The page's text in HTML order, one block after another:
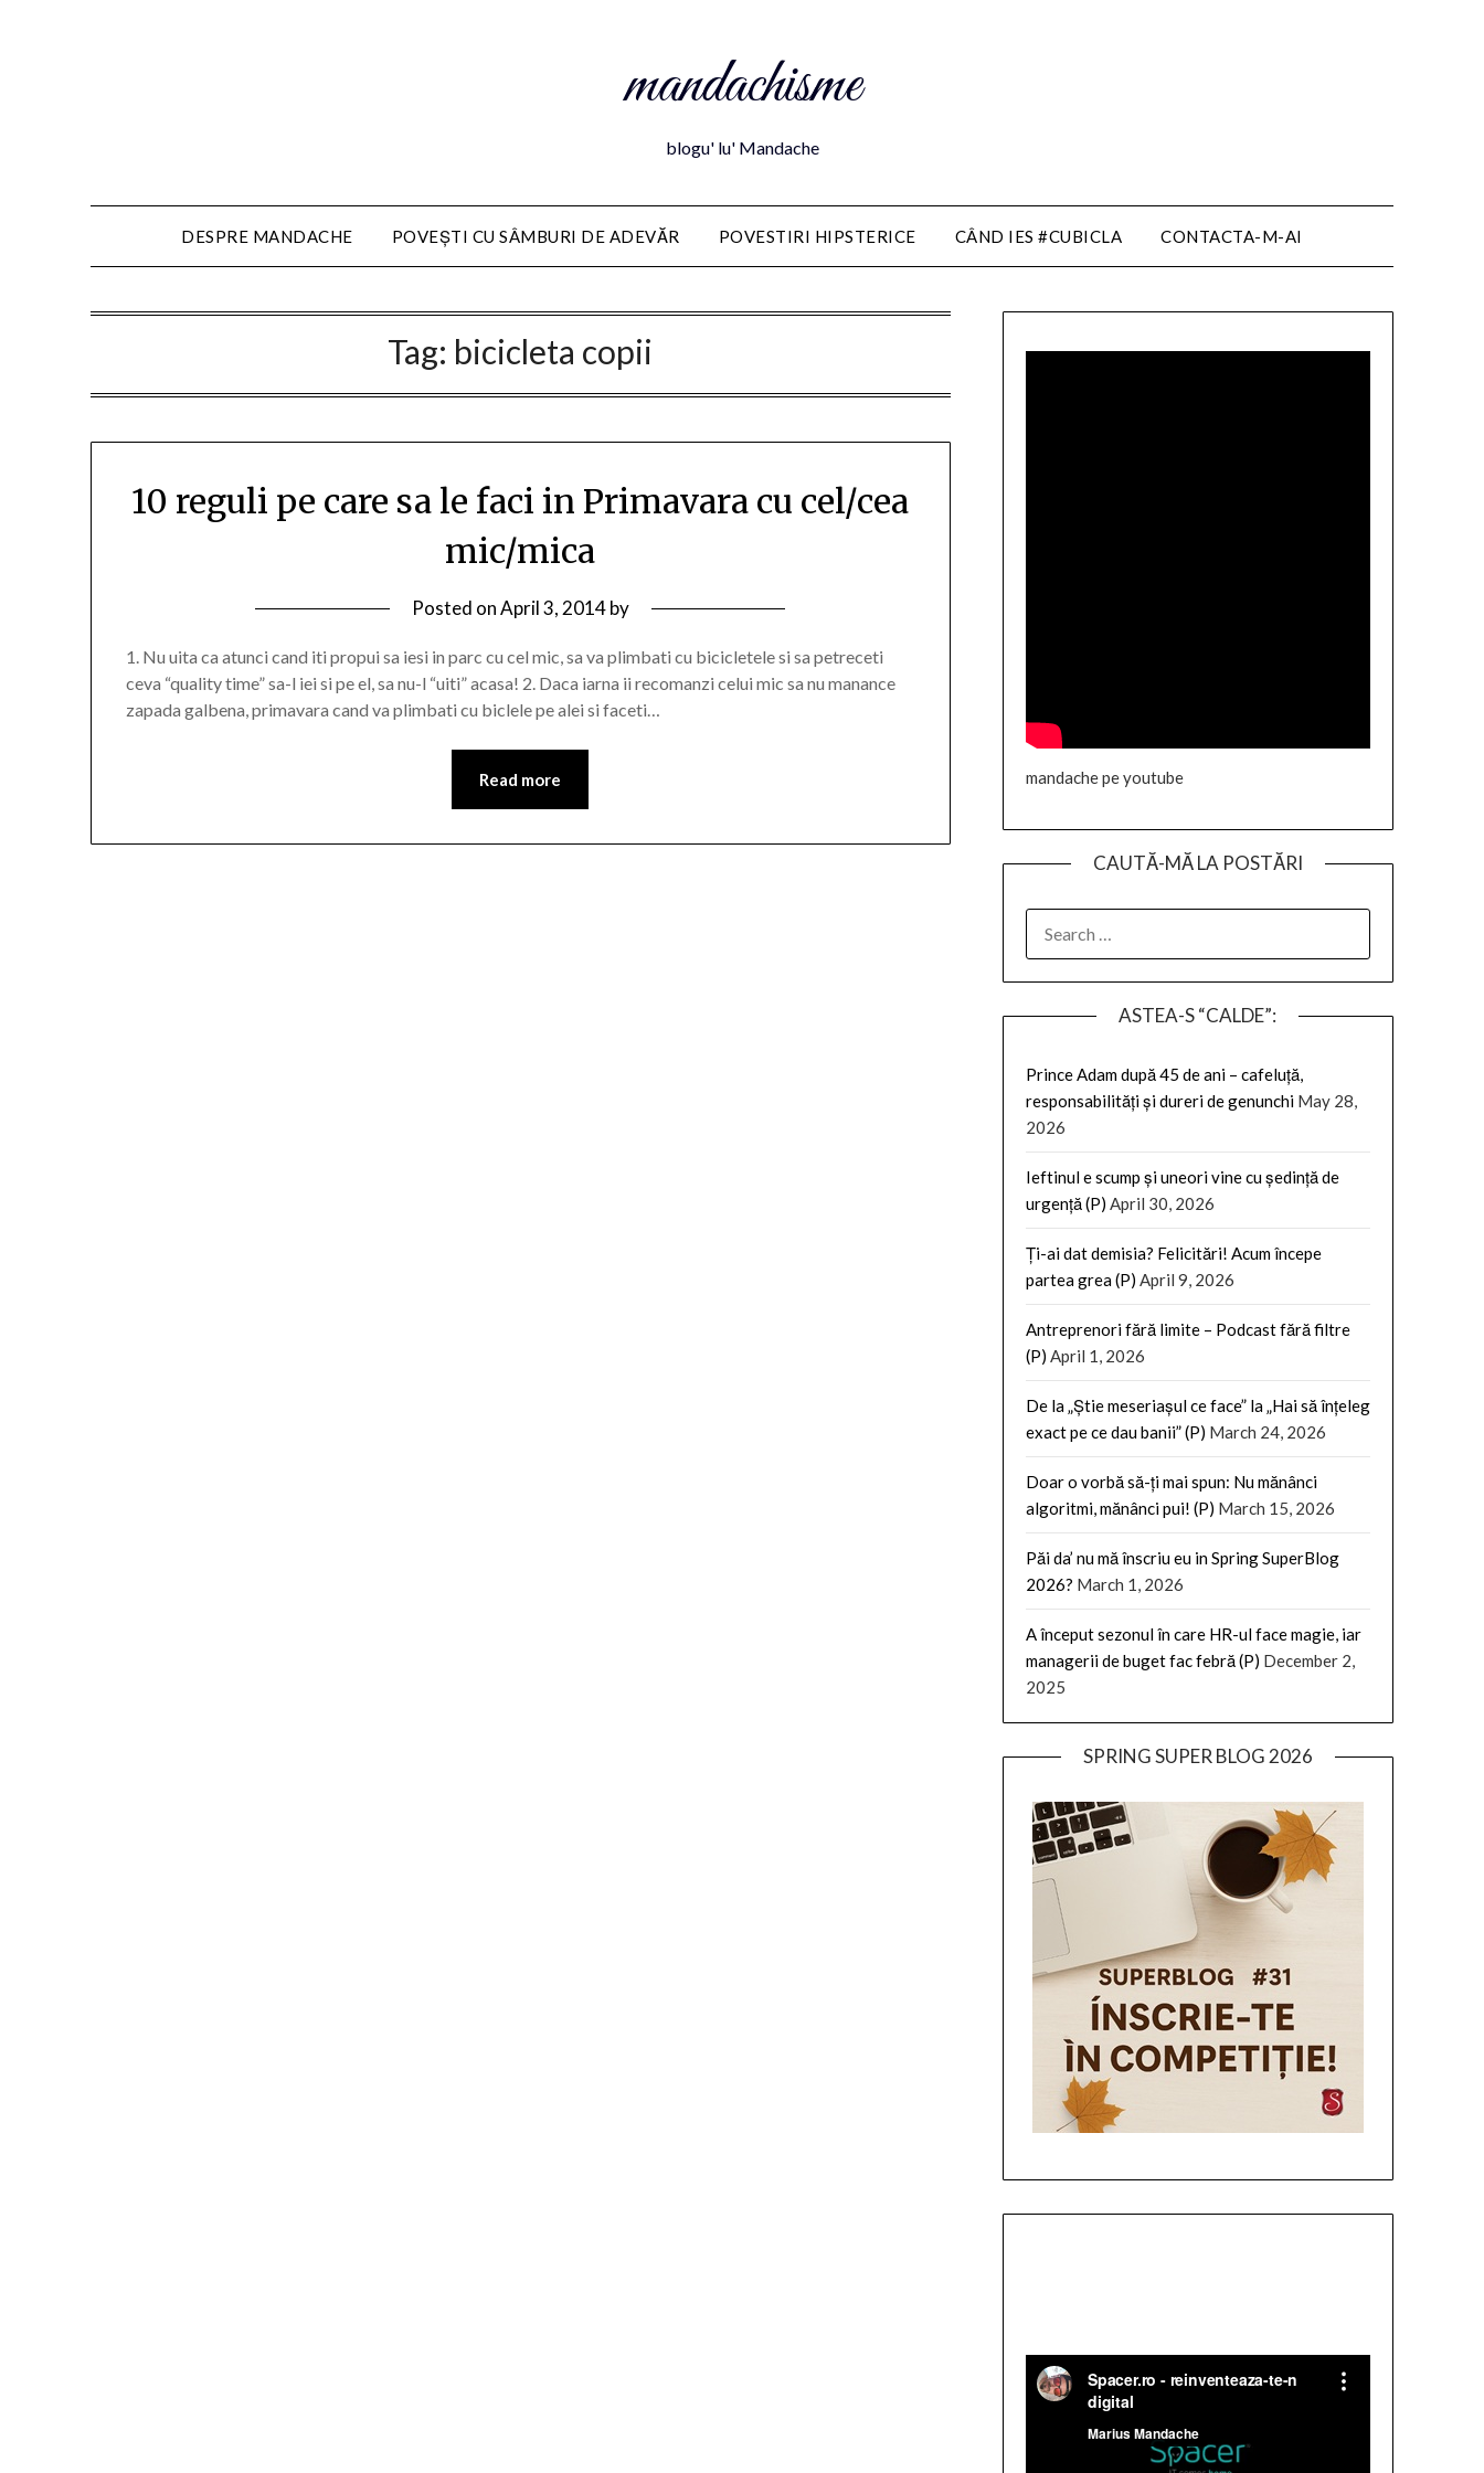
mandachisme
blogu' lu' Mandache
DESPRE MANDACHE POVEȘTI CU SÂMBURI DE ADEVĂR POVESTIRI HIPSTERICE CÂND IES #CUBICLA CONTACTA-M-AI
Tag: bicicleta copii
10 reguli pe care sa le faci in Primavara cu cel/cea
mic/mica
Posted onApril 3, 2014by
1. Nu uita ca atunci cand iti propui sa iesi in parc cu cel mic, sa va plimbati cu bicicletele si sa petreceti
ceva “quality time” sa-l iei si pe el, sa nu-l “uiti” acasa! 2. Daca iarna ii recomanzi celui mic sa nu manance
zapada galbena, primavara cand va plimbati cu biclele pe alei si faceti…
Read more mandache pe youtube
CAUTĂ-MĂ LA POSTĂRI
FOR:
ASTEA-S “CALDE”:
Prince Adam după 45 de ani – cafeluță,
responsabilități și dureri de genunchi May 28,
2026
Ieftinul e scump și uneori vine cu ședință de
urgență (P) April 30, 2026
Ți-ai dat demisia? Felicitări! Acum începe
partea grea (P) April 9, 2026
Antreprenori fără limite – Podcast fără filtre
(P) April 1, 2026
De la „Știe meseriașul ce face” la „Hai să înțeleg
exact pe ce dau banii” (P) March 24, 2026
Doar o vorbă să-ți mai spun: Nu mănânci
algoritmi, mănânci pui! (P) March 15, 2026
Păi da’ nu mă înscriu eu in Spring SuperBlog
2026? March 1, 2026
A început sezonul în care HR-ul face magie, iar
managerii de buget fac febră (P) December 2,
2025
SPRING SUPER BLOG 2026